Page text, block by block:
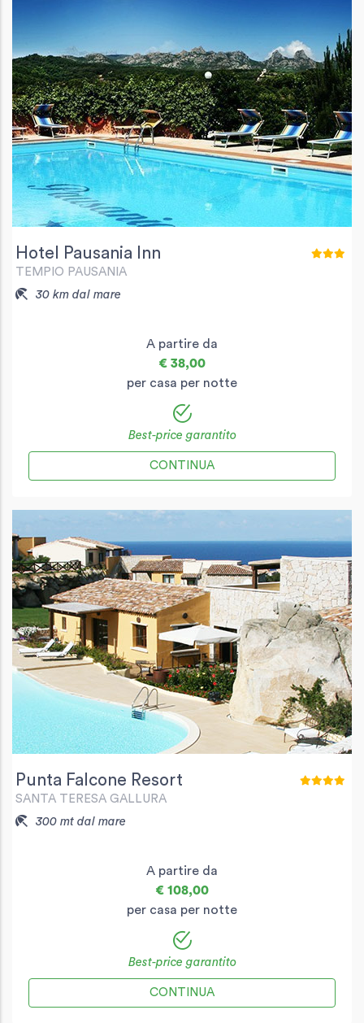
Hotel Pausania Inn
TEMPIO PAUSANIA
30 km dal mare
A partire da
€ 38,00
per casa per notte
Best-price garantito
CONTINUA
Punta Falcone Resort
SANTA TERESA GALLURA
300 mt dal mare
A partire da
€ 108,00
per casa per notte
Best-price garantito
CONTINUA